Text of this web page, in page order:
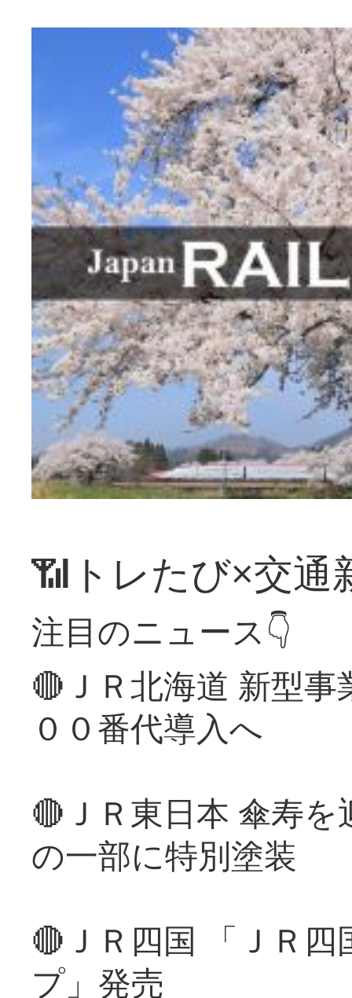
📶トレたび×交通
注目のニュース👇
🔴ＪＲ北海道 新型
００番代導入へ
🔴ＪＲ東日本 傘寿
の一部に特別塗装
🔴ＪＲ四国 「ＪＲ
プ」発売